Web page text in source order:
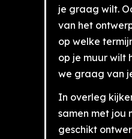
je graag wilt.
van het
op welke
op je muur wilt
we graag van
In overleg
samen met jou
geschikt